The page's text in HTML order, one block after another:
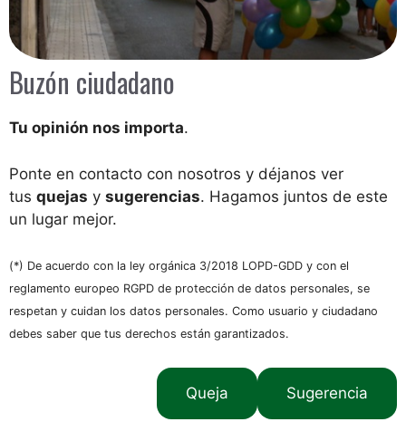
Buzón ciudadano
Tu opinión nos importa.
Ponte en contacto con nosotros y déjanos ver
tus quejas y sugerencias. Hagamos juntos de este
un lugar mejor.
(*) De acuerdo con la ley orgánica 3/2018 LOPD-GDD y con el
reglamento europeo RGPD de protección de datos personales, se
respetan y cuidan los datos personales. Como usuario y ciudadano
debes saber que tus derechos están garantizados.
Queja Sugerencia